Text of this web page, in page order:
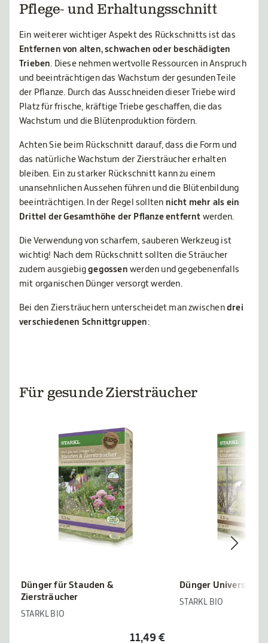
Pflege- und Erhaltungsschnitt
Ein weiterer wichtiger Aspekt des Rückschnitts ist das
Entfernen von alten, schwachen oder beschädigten
Trieben. Diese nehmen wertvolle Ressourcen in Anspruch
und beeinträchtigen das Wachstum der gesunden Teile
der Pflanze. Durch das Ausschneiden dieser Triebe wird
Platz für frische, kräftige Triebe geschaffen, die das
Wachstum und die Blütenproduktion fördern.
Achten Sie beim Rückschnitt darauf, dass die Form und
das natürliche Wachstum der Ziersträucher erhalten
bleiben. Ein zu starker Rückschnitt kann zu einem
unansehnlichen Aussehen führen und die Blütenbildung
beeinträchtigen. In der Regel sollten nicht mehr als ein
Drittel der Gesamthöhe der Pflanze entfernt werden.
Die Verwendung von scharfem, sauberen Werkzeug ist
wichtig! Nach dem Rückschnitt sollten die Sträucher
zudem ausgiebiggegossenwerden und gegebenenfalls
mit organischen Dünger versorgt werden.
Bei den Ziersträuchern unterscheidet man zwischendrei
verschiedenen Schnittgruppen:
Für gesunde Ziersträucher
Dünger für Stauden &
Ziersträucher
STARKL BIO
11,49 €
Dünger Universal
STARKL BIO